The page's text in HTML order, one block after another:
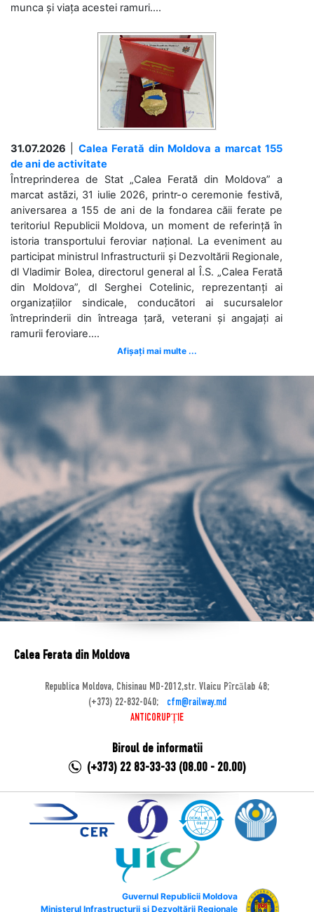
munca și viața acestei ramuri....
31.07.2026
Calea Ferată din Moldova a marcat 155
de ani de activitate
Întreprinderea de Stat „Calea Ferată din Moldova” a
marcat astăzi, 31 iulie 2026, printr-o ceremonie festivă,
aniversarea a 155 de ani de la fondarea căii ferate pe
teritoriul Republicii Moldova, un moment de referință în
istoria transportului feroviar național. La eveniment au
participat ministrul Infrastructurii și Dezvoltării Regionale,
dl Vladimir Bolea, directorul general al Î.S. „Calea Ferată
din Moldova”, dl Serghei Cotelinic, reprezentanți ai
organizațiilor sindicale, conducători ai sucursalelor
întreprinderii din întreaga țară, veterani și angajați ai
ramurii feroviare....
Afișați mai multe ...
Calea Ferata din Moldova
Republica Moldova, Chisinau MD-2012,str. Vlaicu Pîrcălab 48;
(+373) 22-832-040;
cfm@railway.md
ANTICORUPȚIE
Biroul de informatii
(+373) 22 83-33-33 (08.00 - 20.00)
Guvernul Republicii Moldova
Ministerul Infrastructurii și Dezvoltării Regionale